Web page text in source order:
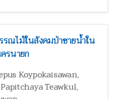
ณไม้ในสังคมป่าชายน้ำใน
รนายก
Koypokaisawan,
Papitchaya Teawkul,